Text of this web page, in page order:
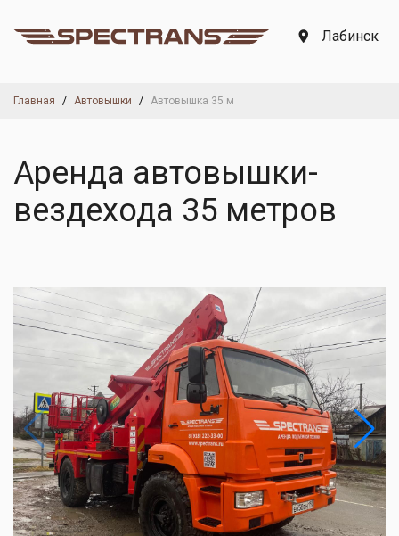
Лабинск
Главная Автовышки Автовышка 35 м
Аренда автовышки-
вездехода 35 метров